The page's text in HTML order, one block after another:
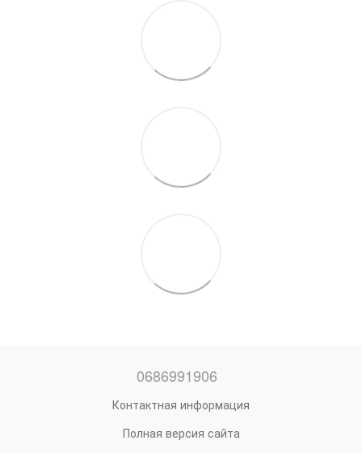
0686991906
Контактная информация
Полная версия сайта